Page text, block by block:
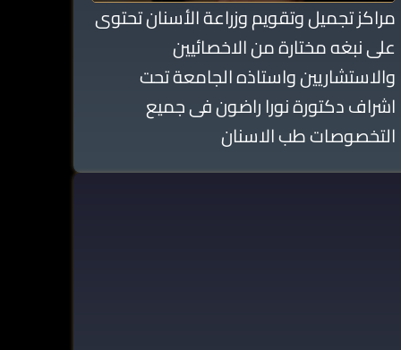
مراكز تجميل وتقويم وزراعة الأسنان تحتوى
على نبغه مختارة من الاخصائيين
والاستشاريين واستاذه الجامعة تحت
اشراف دكتورة نورا راضون فى جميع
التخصوصات طب الاسنان